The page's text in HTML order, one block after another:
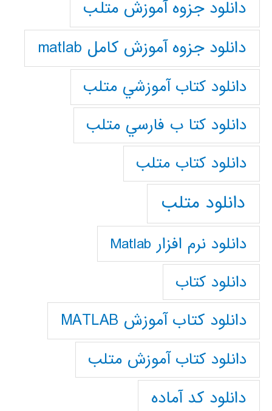
دانلود جزوه آموزش متلب
دانلود جزوه آموزش کامل matlab
دانلود كتاب آموزشي متلب
دانلود كتا ب فارسي متلب
دانلود كتاب متلب
دانلود متلب
دانلود نرم افزار Matlab
دانلود کتاب
دانلود کتاب آموزش MATLAB
دانلود کتاب آموزش متلب
دانلود کد آماده